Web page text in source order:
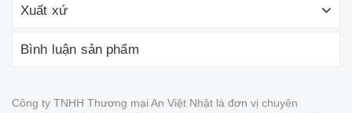
Xuất xứ
Bình luận sản phẩm
Công ty TNHH Thương mại An Việt Nhật là đơn vị chuyên